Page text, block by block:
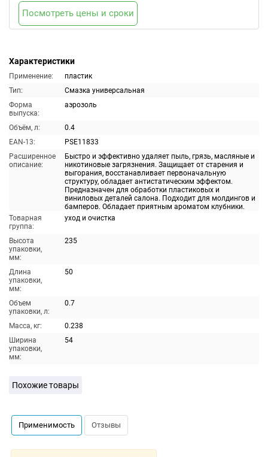
Характеристики
Применение:
пластик
Тип:
Смазка универсальная
Форма
выпуска:
аэрозоль
Объём, л:
0.4
EAN-13:
PSE11833
Расширенное
описание:
Быстро и эффективно удаляет пыль, грязь, масляные и
никотиновые загрязнения. Защищает от старения и
выгорания, восстанавливает первоначальную
структуру, обладает антистатическим эффектом.
Предназначен для обработки пластиковых и
виниловых деталей салона. Подходит для молдингов и
бамперов. Обладает приятным ароматом клубники.
Товарная
группа:
уход и очистка
Высота
упаковки,
мм:
235
Длина
упаковки,
мм:
50
Объем
упаковки, л:
0.7
Масса, кг:
0.238
Ширина
упаковки,
мм:
54
Посмотреть цены и сроки
Похожие товары
Применимость Отзывы